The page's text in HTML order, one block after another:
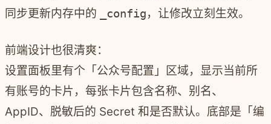
同步更新内存中的
_config，让修改立刻生效。
前端设计也很清爽：
设置面板里有个「公众号配置」区域，显示当前所
有账号的卡片，每张卡片包含名称、别名、
AppID、脱敏后的 Secret 和是否默认。底部是「编